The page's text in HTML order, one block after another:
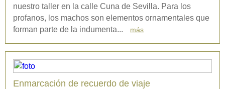
nuestro taller en la calle Cuna de Sevilla. Para los
profanos, los machos son elementos ornamentales que
forman parte de la indumenta...
más
Enmarcación de recuerdo de viaje